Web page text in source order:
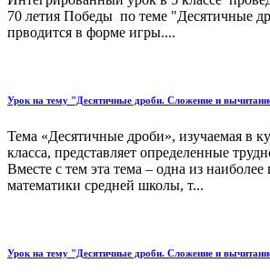
70 летия Победы по теме "Десятичные
прводится в форме игры....
Урок на тему "Десятичные дроби. Сложение и
Тема «Десятичные дроби», изучаемая в
класса, представляет определенные
Вместе с тем эта тема – одна из
математики средней школы, т...
Урок на тему "Десятичные дроби. Сложение и